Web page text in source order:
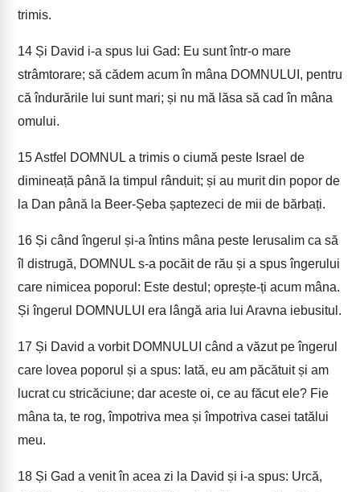
trimis.
14 Și David i-a spus lui Gad: Eu sunt într-o mare
strâmtorare; să cădem acum în mâna DOMNULUI, pentru
că îndurările lui sunt mari; și nu mă lăsa să cad în mâna
omului.
15Astfel DOMNUL a trimis o ciumă peste Israel de
dimineață până la timpul rânduit; și au murit din popor de
la Dan până la Beer-Șeba șaptezeci de mii de bărbați.
16 Și când îngerul și-a întins mâna peste Ierusalim ca să
îl distrugă, DOMNUL s-a pocăit de rău și a spus îngerului
care nimicea poporul: Este destul; oprește-ți acum mâna.
Și îngerul DOMNULUI era lângă aria lui Aravna iebusitul.
17 Și David a vorbit DOMNULUI când a văzut pe îngerul
care lovea poporul și a spus: Iată, eu am păcătuit și am
lucrat cu stricăciune; dar aceste oi, ce au făcut ele? Fie
mâna ta, te rog, împotriva mea și împotriva casei tatălui
meu.
18 Și Gad a venit în acea zi la David și i-a spus: Urcă,